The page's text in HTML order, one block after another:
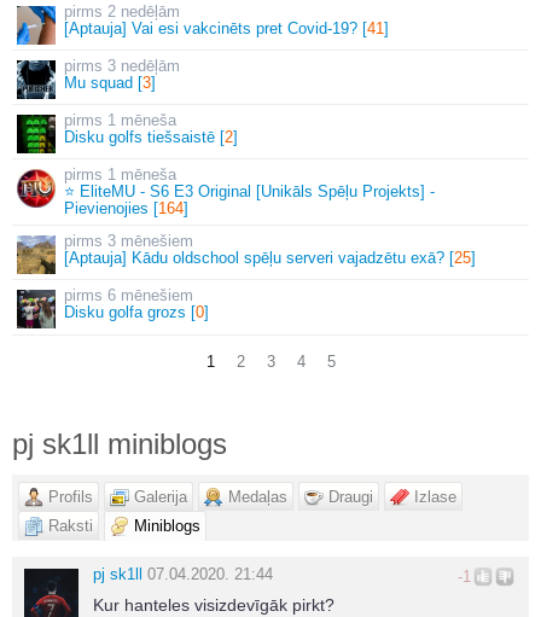
2 nedēļām
[Aptauja] Vai esi vakcinēts pret Covid-19? [41]
3 nedēļām
Mu squad [3]
1 mēneša
Disku golfs tiešsaistē [2]
1 mēneša
⭐ EliteMU - S6 E3 Original [Unikāls Spēļu Projekts] -
Pievienojies [164]
3 mēnešiem
[Aptauja] Kādu oldschool spēļu serveri vajadzētu exā? [25]
6 mēnešiem
Disku golfa grozs [0]
1 2 3 4 5
pj sk1ll miniblogs
Profils Galerija Medaļas Draugi
Izlase
Raksti
Miniblogs
-1
pj sk1ll 07.04.2020. 21:44
Kur hanteles visizdevīgāk pirkt?